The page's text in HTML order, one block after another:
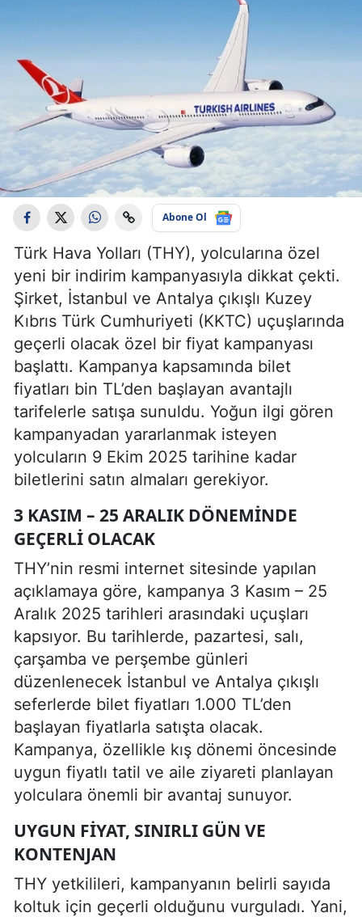
Abone Ol
Türk Hava Yolları (THY), yolcularına özel
yeni bir indirim kampanyasıyla dikkat çekti.
Şirket, İstanbul ve Antalya çıkışlı Kuzey
Kıbrıs Türk Cumhuriyeti (KKTC) uçuşlarında
geçerli olacak özel bir fiyat kampanyası
başlattı. Kampanya kapsamında bilet
fiyatları bin TL’den başlayan avantajlı
tarifelerle satışa sunuldu. Yoğun ilgi gören
kampanyadan yararlanmak isteyen
yolcuların 9 Ekim 2025 tarihine kadar
biletlerini satın almaları gerekiyor.
3 KASIM – 25 ARALIK DÖNEMINDE
GEÇERLI OLACAK
THY’nin resmi internet sitesinde yapılan
açıklamaya göre, kampanya 3 Kasım – 25
Aralık 2025 tarihleri arasındaki uçuşları
kapsıyor. Bu tarihlerde, pazartesi, salı,
çarşamba ve perşembe günleri
düzenlenecek İstanbul ve Antalya çıkışlı
seferlerde bilet fiyatları 1.000 TL’den
başlayan fiyatlarla satışta olacak.
Kampanya, özellikle kış dönemi öncesinde
uygun fiyatlı tatil ve aile ziyareti planlayan
yolculara önemli bir avantaj sunuyor.
UYGUN FIYAT, SINIRLI GÜN VE
KONTENJAN
THY yetkilileri, kampanyanın belirli sayıda
koltuk için geçerli olduğunu vurguladı. Yani,